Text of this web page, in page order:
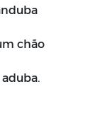
chão